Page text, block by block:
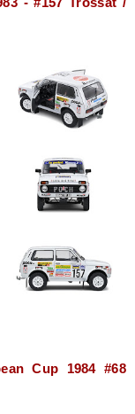
Cup 1984 #68